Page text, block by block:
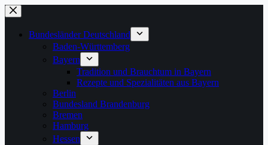
Zum
Inhalt
springenBundesländer Deutschland
Baden-Württemberg
Bayern
Tradition und Brauchtum in Bayern
Rezepte und Spezialitäten aus Bayern
Berlin
Bundesland Brandenburg
Bremen
Hamburg
Hessen